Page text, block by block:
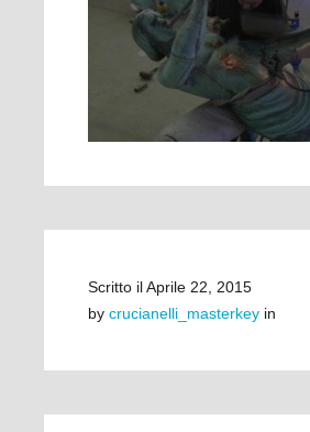
Scritto ilAprile 22, 2015
by crucianelli_masterkey in